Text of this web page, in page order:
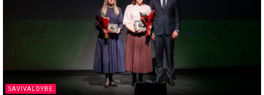
SAVIVALDYBE